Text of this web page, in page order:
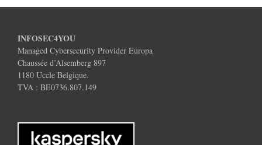
INFOSEC4YOU
Managed Cybersecurity Provider Europa
Chaussée d’Alsemberg 897
1180 Uccle Belgique.
TVA : BE0736.807.149